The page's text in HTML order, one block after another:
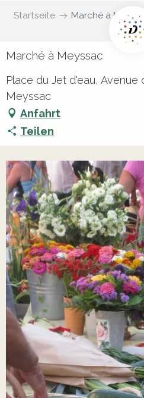
Startseite Marché à
Marché à Meyssac
Place du Jet d'eau, Avenue
Meyssac
Anfahrt
Teilen